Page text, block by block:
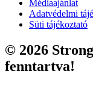
Médiaajánlat
Adatvédelmi
Süti tájékoztató
© 2026
fenntartva!